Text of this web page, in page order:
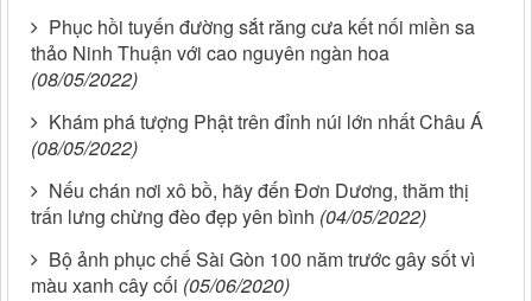
Phục hồi tuyến đường sắt răng cưa kết nối miền sa
thảo Ninh Thuận với cao nguyên ngàn hoa
(08/05/2022)
Khám phá tượng Phật trên đỉnh núi lớn nhất Châu Á
(08/05/2022)
Nếu chán nơi xô bồ, hãy đến Đơn Dương, thăm thị
trấn lưng chừng đèo đẹp yên bình (04/05/2022)
Bộ ảnh phục chế Sài Gòn 100 năm trước gây sốt vì
màu xanh cây cối (05/06/2020)